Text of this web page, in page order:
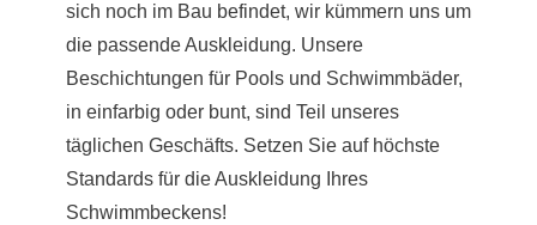
sich noch im Bau befindet, wir kümmern uns um
die passende Auskleidung. Unsere
Beschichtungen für Pools und Schwimmbäder,
in einfarbig oder bunt, sind Teil unseres
täglichen Geschäfts. Setzen Sie auf höchste
Standards für die Auskleidung Ihres
Schwimmbeckens!